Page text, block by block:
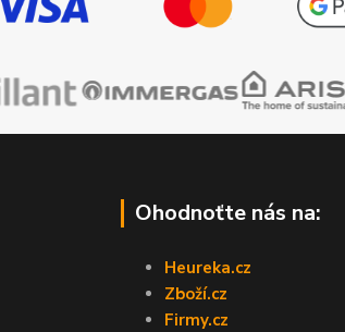
Ohodnoťte nás na:
Heureka.cz
Zboží.cz
Firmy.cz